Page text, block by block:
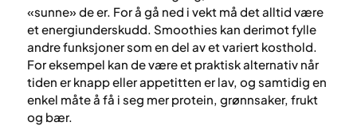
«sunne» de er. For å gå ned i vekt må det alltid være
et energiunderskudd. Smoothies kan derimot fylle
andre funksjoner som en del av et variert kosthold.
For eksempel kan de være et praktisk alternativ når
tiden er knapp eller appetitten er lav, og samtidig en
enkel måte å få i seg mer protein, grønnsaker, frukt
og bær.